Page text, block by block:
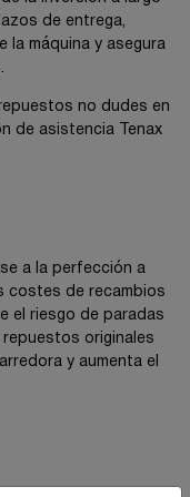
de entrega,
la máquina y asegura
no dudes en
de asistencia Tenax
a la perfección a
costes de recambios
el riesgo de paradas
originales
y aumenta el